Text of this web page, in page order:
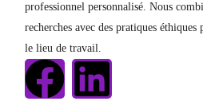
professionnel personnalisé. Nous
recherches avec des pratiques
le lieu de travail.